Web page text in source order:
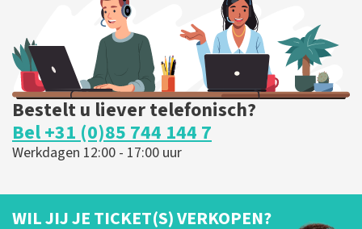
BESTEL NU
Bestelt u liever telefonisch?
Bel +31 (0)85 744 144 7
Werkdagen 12:00 - 17:00 uur
WIL JIJ JE TICKET(S) VERKOPEN?